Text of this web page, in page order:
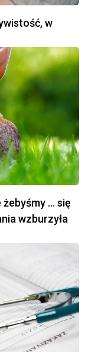
w
... się
wzburzyła